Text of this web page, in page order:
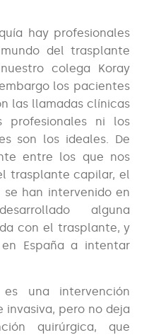
hay profesionales
del trasplante
colega Koray
los pacientes
las llamadas clínicas
profesionales ni los
son los ideales. De
entre los que nos
trasplante capilar, el
han intervenido en
alguna
con el trasplante, y
España a intentar
una intervención
invasiva, pero no deja
quirúrgica, que